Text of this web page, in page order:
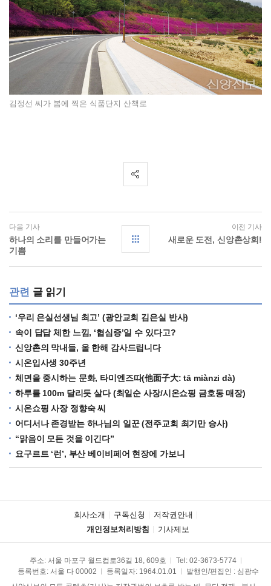
김정선 씨가 봄에 찍은 식품단지 산책로
다음 기사
하나의 소리를 만들어가는
기쁨
이전 기사
새로운 도전, 신앙촌상회!
관련 글 읽기
‘우리 은실선생님 최고’ (광안교회 김은실 반사)
속이 답답 체한 느낌, ‘협심증’일 수 있다고?
신앙촌의 막내들, 올 한해 감사드립니다
시온입사생 30주년
체면을 중시하는 문화, 타미엔즈따(他面子大: tā miànzi dà)
하루를 100m 달리듯 살다 (최일순 사장/시온쇼핑 금호동 매장)
시온쇼핑 사장 정향숙 씨
어디서나 존경받는 하나님의 일꾼 (전주교회 최기만 승사)
“맑음이 모든 것을 이긴다”
요구르트 ‘런’, 부산 베이비페어 현장에 가보니
회사소개 구독신청
저작권안내
개인정보처리방침
기사제보
주소: 서울 마포구 월드컵로36길 18, 609호 Tel: 02-3673-5774
등록번호: 서울 다 00002
등록일자: 1964.01.01
발행인/편집인 : 심광수